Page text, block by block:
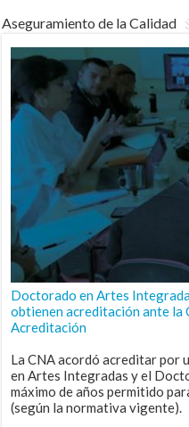
Aseguramiento de la Calidad
Doctorado en Artes
obtienen acreditación ante la
Acreditación
La CNA acordó acreditar por
en Artes Integradas y el
máximo de años permitido
(según la normativa vigente).